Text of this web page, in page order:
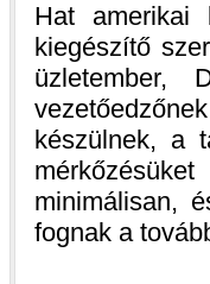
Hat amerikai
kiegészítő
üzletember,
készülnek, a
minimálisan,
fognak a